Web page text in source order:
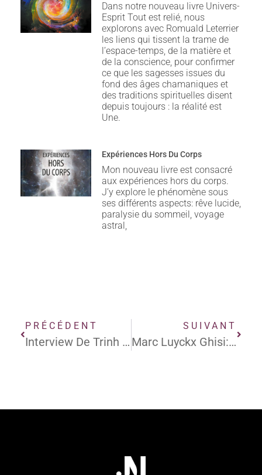
Dans notre nouveau livre Univers-
Esprit Tout est relié, nous
explorons avec Romuald Leterrier
les liens qui tissent la trame de
l’espace-temps, de la matière et
de la conscience, pour confirmer
ce que les sagesses issues du
fond des âges chamaniques et
des traditions spirituelles disent
depuis toujours : la réalité est
Une.
Expériences Hors Du Corps
Mon nouveau livre est consacré
aux expériences hors du corps.
J’y explore le phénomène sous
ses différents aspects: rêve lucide,
paralysie du sommeil, voyage
astral,
PRÉCÉDENT
Interview De Trinh Xuan Thuan: Le Réglage Fin De L’Univers
SUIVANT
Marc Luyckx Ghisi: Le Changement De Paradigme